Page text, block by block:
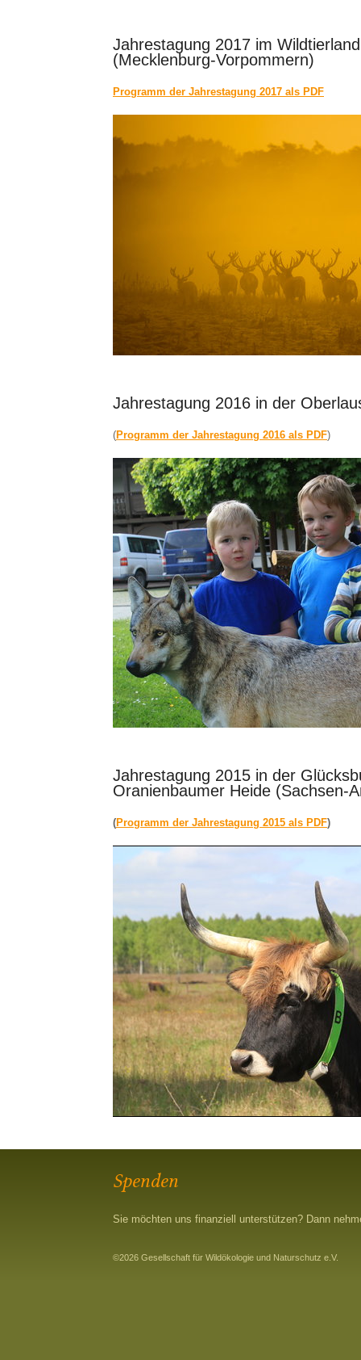
Jahrestagung 2017 im
(Mecklenburg-Vorpommern)
Programm der Jahrestagung 2017 als PDF
Jahrestagung 2016 in der
(Programm der Jahrestagung 2016 als PDF)
Jahrestagung 2015 in der
Oranienbaumer Heide (Sachsen-
(Programm der Jahrestagung 2015 als PDF)
Spenden
Sie möchten uns finanziell unterstützen? Dann
©2026 Gesellschaft für Wildökologie und Naturschutz e.V.